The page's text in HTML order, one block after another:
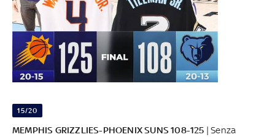
15/20
MEMPHIS GRIZZLIES-PHOENIX SUNS 108-125 | Senza